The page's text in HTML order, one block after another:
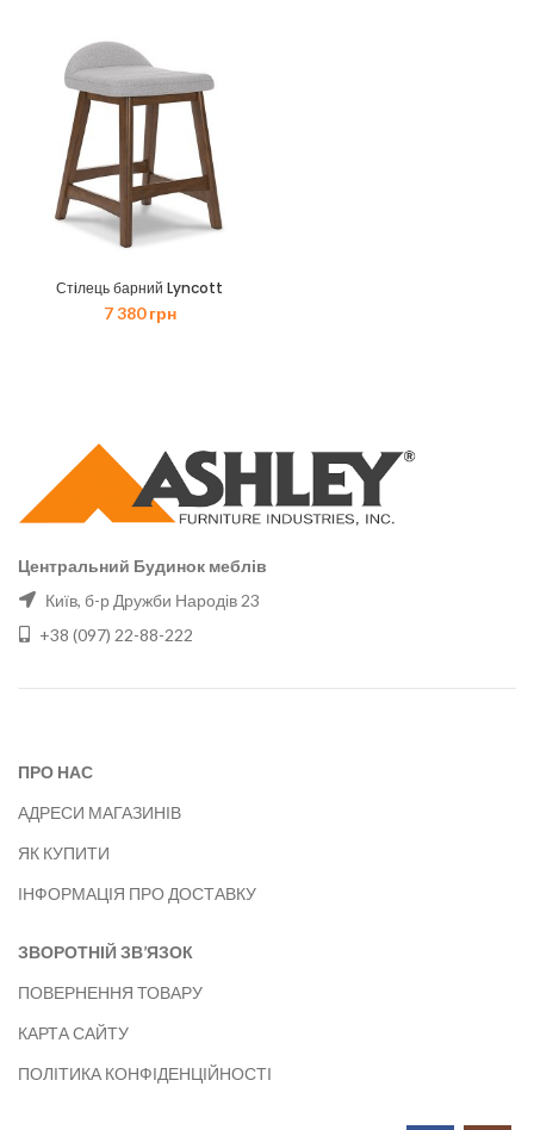
Стiлець барний Lyncott
7 380грн
Центральний Будинок меблів
Київ, б-р Дружби Народів 23
+38 (097) 22-88-222
ПРО НАС
АДРЕСИ МАГАЗИНІВ
ЯК КУПИТИ
ІНФОРМАЦІЯ ПРО ДОСТАВКУ
ЗВОРОТНІЙ ЗВ’ЯЗОК
ПОВЕРНЕННЯ ТОВАРУ
КАРТА САЙТУ
ПОЛІТИКА КОНФІДЕНЦІЙНОСТІ